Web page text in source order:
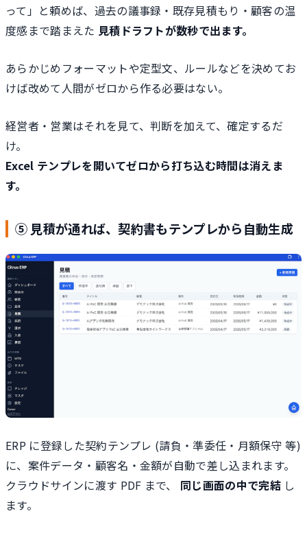
って」と頼めば、過去の議事録・既存見積もり・顧客の温
度感まで踏まえた 見積ドラフトが数秒で出ます。
あらかじめフォーマットや定型文、ルールなどを決めてお
けば改めて人間がゼロから作る必要はない。
経営者・営業はそれを見て、判断を加えて、確定するだ
け。
Excel テンプレを開いてゼロから打ち込む時間は消えま
す。
⑤ 見積が通れば、契約書もテンプレから自動生成
ERP に登録した契約テンプレ (請負・準委任・月額保守 等)
に、案件データ・顧客名・金額が自動で差し込まれます。
クラウドサインに渡す PDF まで、 同じ画面の中で完結し
ます。